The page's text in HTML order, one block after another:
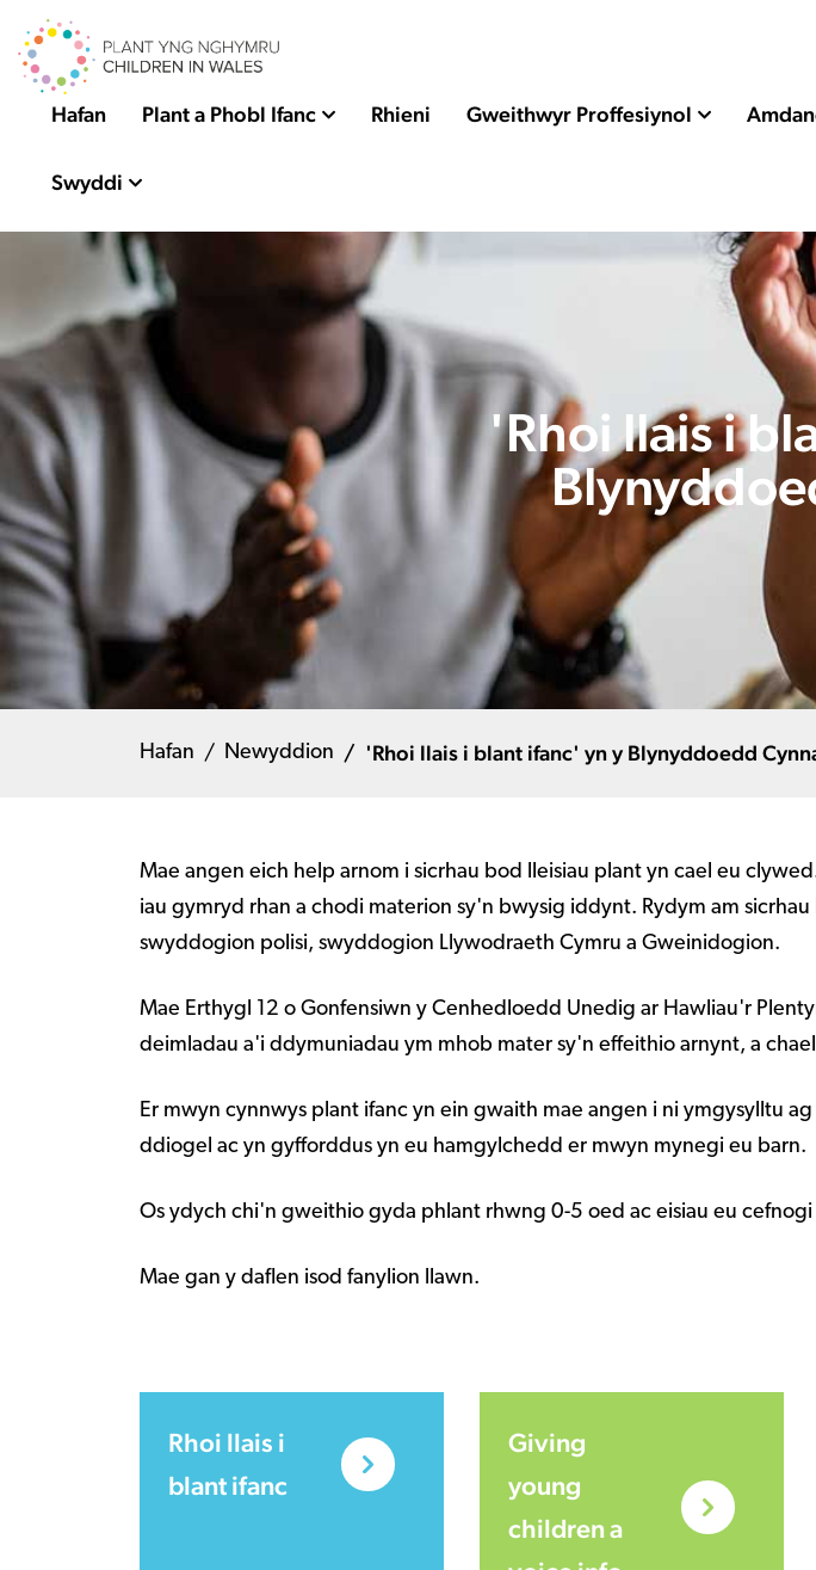
Hafan Plant a Phobl Ifanc Rhieni Gweithwyr Proffesiynol
Swyddi
'Rhoi llais i
Hafan Newyddion 'Rhoi llais i blant ifanc' yn y Blynyddoedd
Mae angen eich help arnom i sicrhau bod lleisiau plant yn cael eu
iau gymryd rhan a chodi materion sy'n bwysig iddynt. Rydym am
swyddogion polisi, swyddogion Llywodraeth Cymru a Gweinidogion.
Mae Erthygl 12 o Gonfensiwn y Cenhedloedd Unedig ar Hawliau'r
deimladau a'i ddymuniadau ym mhob mater sy'n effeithio arnynt, a
Er mwyn cynnwys plant ifanc yn ein gwaith mae angen i ni ymgysylltu
ddiogel ac yn gyfforddus yn eu hamgylchedd er mwyn mynegi eu barn.
Os ydych chi'n gweithio gyda phlant rhwng 0-5 oed ac eisiau eu cefnogi
Mae gan y daflen isod fanylion llawn.
Rhoi llais i
blant ifanc
Giving
young
children a